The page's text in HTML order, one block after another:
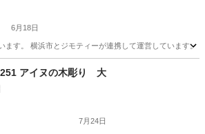
6月18日
ます。 横浜市とジモティーが連携して運営していま
リユース
アイヌの木彫り 大
7月24日